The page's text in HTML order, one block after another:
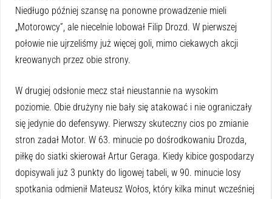
Niedługo później szansę na ponowne prowadzenie mieli
„Motorowcy”, ale niecelnie lobował Filip Drozd. W pierwszej
połowie nie ujrzeliśmy już więcej goli, mimo ciekawych akcji
kreowanych przez obie strony.
W drugiej odsłonie mecz stał nieustannie na wysokim
poziomie. Obie drużyny nie bały się atakować i nie ograniczały
się jedynie do defensywy. Pierwszy skuteczny cios po zmianie
stron zadał Motor. W 63. minucie po dośrodkowaniu Drozda,
piłkę do siatki skierował Artur Geraga. Kiedy kibice gospodarzy
dopisywali już 3 punkty do ligowej tabeli, w 90. minucie losy
spotkania odmienił Mateusz Wołos, który kilka minut wcześniej